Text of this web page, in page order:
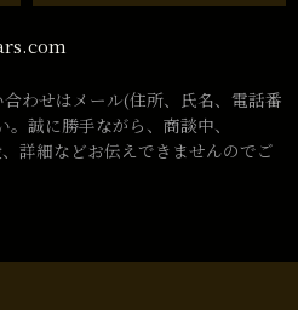
わせはメール(住所、氏名、電話番
誠に勝手ながら、商談中、
詳細などお伝えできませんのでご